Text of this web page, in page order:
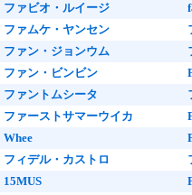
ファビオ・ルイージ
ファムケ・ヤンセン
ファン・ジョンウム
ファン・ビンビン
ファントムシータ
ファーストサマーウイカ
Whee
フィデル・カストロ
15MUS